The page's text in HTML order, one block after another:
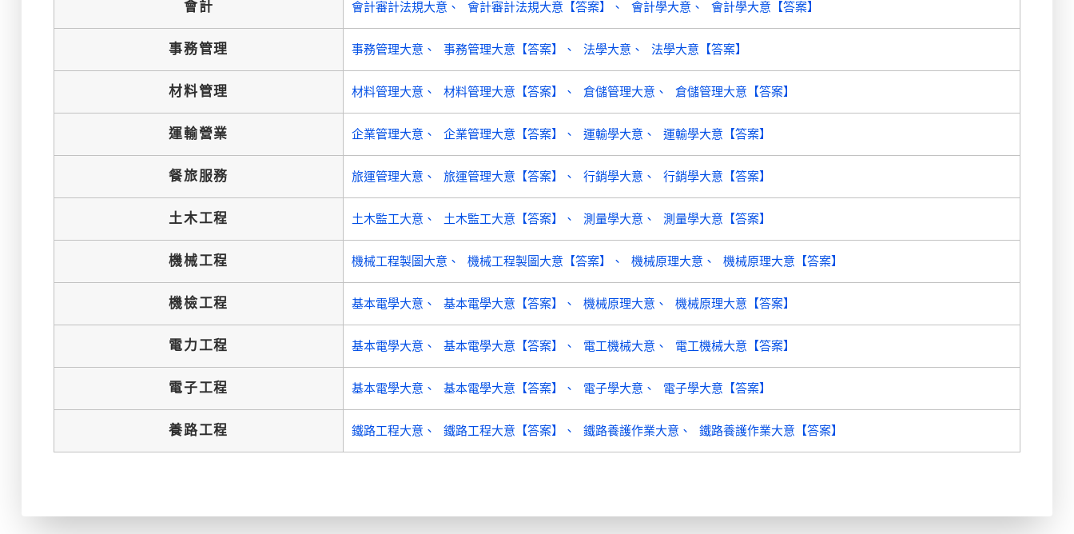
會計 會計審計法規大意 會計審計法規大意【答案】 會計學大意 會計學大意【答案】
事務管理 事務管理大意 事務管理大意【答案】 法學大意 法學大意【答案】
材料管理 材料管理大意 材料管理大意【答案】 倉儲管理大意 倉儲管理大意【答案】
運輸營業 企業管理大意 企業管理大意【答案】 運輸學大意 運輸學大意【答案】
餐旅服務 旅運管理大意 旅運管理大意【答案】 行銷學大意 行銷學大意【答案】
土木工程 土木監工大意 土木監工大意【答案】 測量學大意 測量學大意【答案】
機械工程 機械工程製圖大意 機械工程製圖大意【答案】 機械原理大意 機械原理大意【答案】
機檢工程 基本電學大意 基本電學大意【答案】 機械原理大意 機械原理大意【答案】
電力工程 基本電學大意 基本電學大意【答案】 電工機械大意 電工機械大意【答案】
電子工程 基本電學大意 基本電學大意【答案】 電子學大意 電子學大意【答案】
養路工程 鐵路工程大意 鐵路工程大意【答案】 鐵路養護作業大意 鐵路養護作業大意【答案】